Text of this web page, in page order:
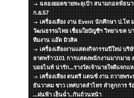
ฉลองยอดขายทะลุเป้า สนามกอลฟ์ธน
ก.ย.57
เครื่องเสียง งาน Event นักศึกษา ป.โท
วัฒนธรรมไทย เชื่อมใยบัญชีฯ วิทยาเขต บ
ทีมงาน แอ๊ด มิวสิค
เครื่องเสียงงานแสดงกิจกรรมปีใหม่ บริ
ลาดพร้าว101 การแสดงพนักงานมากมาย
บอยไนท์ น่ารัก...รางวัลเจ้านายใจดีแจกแ
เครื่องเสียง ดนตรี แดนซ์ งาน ถวายพร
ธันวาคม ชาว เทศบาลลำไทร ลำลูกการ ร้
...ฝนฟ้า เย็นฉ่ำ..กันถ้วนหน้า